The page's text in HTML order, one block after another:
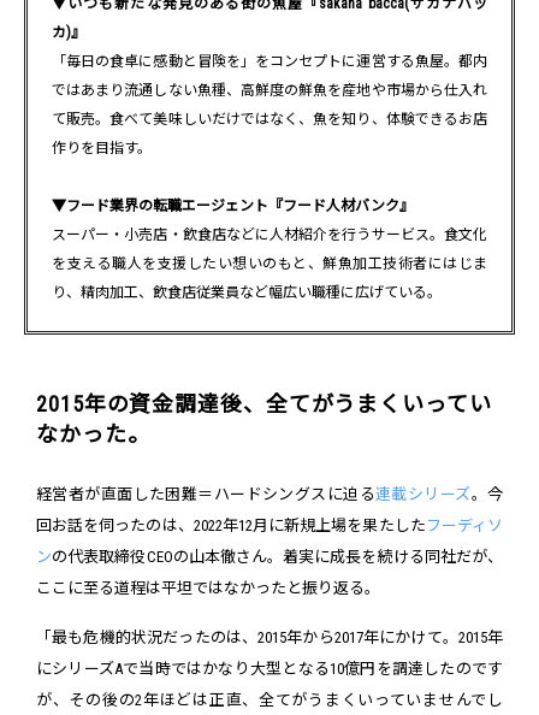
▼いつも新たな発見のある街の魚屋『sakana bacca(サカナバッ
カ)』
「毎日の食卓に感動と冒険を」をコンセプトに運営する魚屋。都内
ではあまり流通しない魚種、高鮮度の鮮魚を産地や市場から仕入れ
て販売。食べて美味しいだけではなく、魚を知り、体験できるお店
作りを目指す。
▼フード業界の転職エージェント『フード人材バンク』
スーパー・小売店・飲食店などに人材紹介を行うサービス。食文化
を支える職人を支援したい想いのもと、鮮魚加工技術者にはじま
り、精肉加工、飲食店従業員など幅広い職種に広げている。
2015年の資金調達後、全てがうまくいってい
なかった。
経営者が直面した困難＝ハードシングスに迫る連載シリーズ。今
回お話を伺ったのは、2022年12月に新規上場を果たした フーディソ
ンの代表取締役CEOの山本徹さん。着実に成長を続ける同社だが、
ここに至る道程は平坦ではなかったと振り返る。
「最も危機的状況だったのは、2015年から2017年にかけて。2015年
にシリーズAで当時ではかなり大型となる10億円を調達したのです
が、その後の2年ほどは正直、全てがうまくいっていませんでし